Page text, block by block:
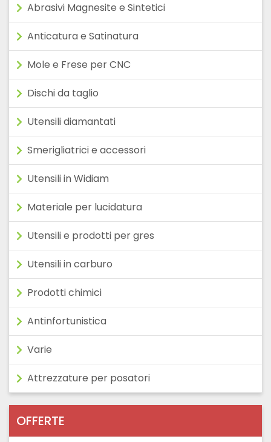
Abrasivi Magnesite e Sintetici
Anticatura e Satinatura
Mole e Frese per CNC
Dischi da taglio
Utensili diamantati
Smerigliatrici e accessori
Utensili in Widiam
Materiale per lucidatura
Utensili e prodotti per gres
Utensili in carburo
Prodotti chimici
Antinfortunistica
Varie
Attrezzature per posatori
OFFERTE